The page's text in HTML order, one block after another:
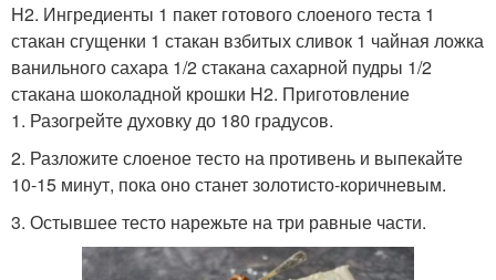
H2. Ингредиенты 1 пакет готового слоеного теста 1
стакан сгущенки 1 стакан взбитых сливок 1 чайная ложка
ванильного сахара 1/2 стакана сахарной пудры 1/2
стакана шоколадной крошки H2. Приготовление
1. Разогрейте духовку до 180 градусов.
2. Разложите слоеное тесто на противень и выпекайте
10-15 минут, пока оно станет золотисто-коричневым.
3. Остывшее тесто нарежьте на три равные части.